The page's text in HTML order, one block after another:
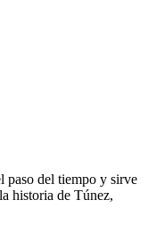
paso del tiempo y sirve
historia de Túnez,